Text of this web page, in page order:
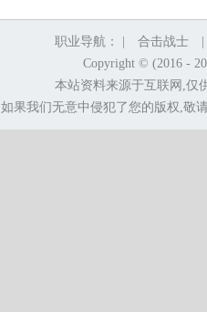
职业导航： | 合击战士
Copyright © (2016 -
本站资料来源于互联网,仅
如果我们无意中侵犯了您的版权,敬